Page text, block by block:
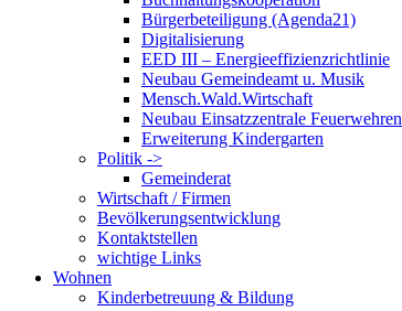
Bürgerbeteiligung (Agenda21)
Digitalisierung
EED III – Energieeffizienzrichtlinie
Neubau Gemeindeamt u. Musik
Mensch.Wald.Wirtschaft
Neubau Einsatzzentrale Feuerwehren
Erweiterung Kindergarten
Politik ->
Gemeinderat
Wirtschaft / Firmen
Bevölkerungsentwicklung
Kontaktstellen
wichtige Links
Wohnen
Kinderbetreuung & Bildung